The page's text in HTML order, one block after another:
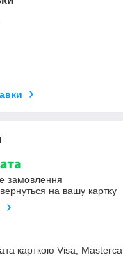
замовлення
на вашу картку
карткою Visa,